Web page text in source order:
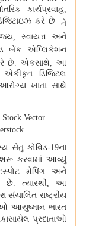
કાર્યપ્રવાહ,
કરે છે.તે
સ્વાયત્ત અને
બેંક એપ્લિકેશન
છે. એકસાથે, આ
એકીકૃત ડિજિટલ
ખાતા સાથે
સેતુ કોવિડ-19ના
શરૂ કરવામાં આવ્યું
મેપિંગ અને
છે. ત્યારથી, આ
સંચાલિત રાષ્ટ્રીય
આયુષ્માન ભારત
પ્રદાતાઓ